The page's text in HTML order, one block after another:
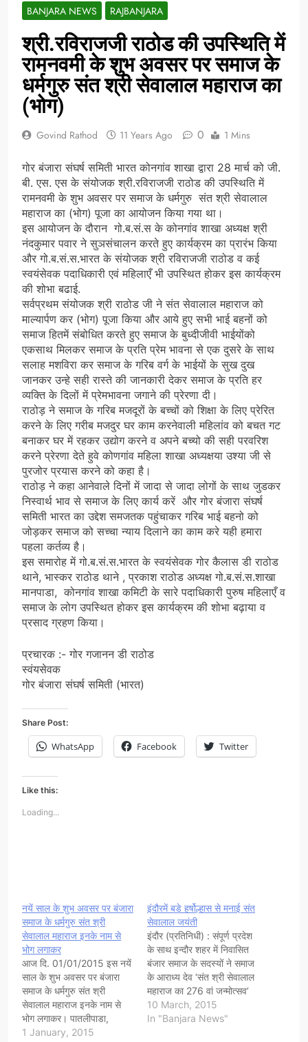
BANJARA NEWS RAJBANJARA
श्री.रविराजजी राठोड की उपस्थिति में
रामनवमी के शुभ अवसर पर समाज के
धर्मगुरु संत श्री सेवालाल महाराज का
(भोग)
Govind Rathod 11 Years Ago 0 1 Mins
गोर बंजारा संघर्ष समिती भारत कोनगांव शाखा द्वारा 28 मार्च को जी.
बी. एस. एस के संयोजक श्री.रविराजजी राठोड की उपस्थिति में
रामनवमी के शुभ अवसर पर समाज के धर्मगुरु संत श्री सेवालाल
महाराज का (भोग) पूजा का आयोजन किया गया था।
इस आयोजन के दौरान गो.ब.सं.स के कोनगांव शाखा अध्यक्ष श्री
नंदकुमार पवार ने सुञसंचालन करते हुए कार्यक्रम का प्रारंभ किया
और गो.ब.सं.स.भारत के संयोजक श्री रविराजजी राठोड व कई
स्वयंसेवक पदाधिकारी एवं महिलाएँ भी उपस्थित होकर इस कार्यक्रम
की शोभा बढाई.
सर्वप्रथम संयोजक श्री राठोड जी ने संत सेवालाल महाराज को
माल्यार्पण कर (भोग) पूजा किया और आये हुए सभी भाई बहनों को
समाज हितमें संबोधित करते हुए समाज के बुध्दीजीवी भाईयोंको
एकसाथ मिलकर समाज के प्रति प्रेम भावना से एक दुसरे के साथ
सलाह मशविरा कर समाज के गरिब वर्ग के भाईयों के सुख दुख
जानकर उन्हे सही रास्ते की जानकारी देकर समाज के प्रति हर
व्यक्ति के दिलों में प्रेमभावना जगाने की प्रेरणा दी।
राठोड़ ने समाज के गरिब मजदूरों के बच्चों को शिक्षा के लिए प्रेरित
करने के लिए गरीब मजदुर घर काम करनेवाली महिलांव को बचत गट
बनाकर घर में रहकर उद्योग करने व अपने बच्यो की सही परवरिश
करने प्रेरणा देते हुवे कोणगांव महिला शाखा अध्यक्षया उश्या जी से
पुरजोर प्रयास करने को कहा है।
राठोड़ ने कहा आनेवाले दिनों में जादा से जादा लोगों के साथ जुडकर
निस्वार्थ भाव से समाज के लिए कार्य करें और गोर बंजारा संघर्ष
समिती भारत का उद्देश समजतक पहुंचाकर गरिब भाई बहनो को
जोड़कर समाज को सच्चा न्याय दिलाने का काम करे यही हमारा
पहला कर्तव्य है।
इस समारोह में गो.ब.सं.स.भारत के स्वयंसेवक गोर कैलास डी राठोड
थाने, भास्कर राठोड थाने , प्रकाश राठोड अध्यक्ष गो.ब.सं.स.शाखा
मानपाडा, कोनगांव शाखा कमिटी के सारे पदाधिकारी पुरुष महिलाएँ व
समाज के लोग उपस्थित होकर इस कार्यक्रम की शोभा बढ़ाया व
प्रसाद ग्रहण किया।
प्रचारक :- गोर गजानन डी राठोड
स्वंयसेवक
गोर बंजारा संघर्ष समिती (भारत)
Share Post:
WhatsApp Facebook Twitter
Like this:
Loading...
नयें साल के शुभ अवसर पर बंजारा
समाज के धर्मगुरु संत श्री
सेवालाल महाराज इनके नाम से
भोग लगाकर
आज दि. 01/01/2015 इस नयें
साल के शुभ अवसर पर बंजारा
समाज के धर्मगुरु संत श्री
सेवालाल महाराज इनके नाम से
भोग लगाकर। पातलीपाडा,
ब्रह्मांड मे गोर बंजारा संघर्ष समिती
1 January, 2015
इंदौरमें बडे हर्षोल्हास से मनाई संत
सेवालाल जयंती
इंदौर (प्रतिनिधी) : संपूर्ण प्रदेश
के साथ इन्दौर शहर में निवासित
बंजार समाज के सदस्यों ने समाज
के आराध्य देव ‘संत श्री सेवालाल
महाराज का 276 वां जन्मोत्सव’
दिनाक 15/2/2015 को बहुत ही
धूमधाम से मनाया । इस आयोजन
10 March, 2015
In "Banjara News"